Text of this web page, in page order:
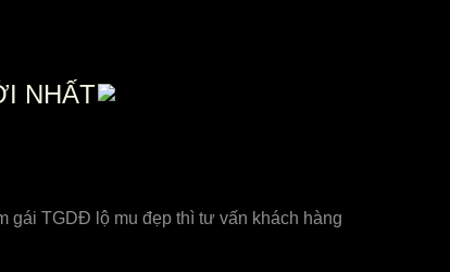
NHẤT
gái TGDĐ lộ mu đẹp thì tư vấn khách hàng